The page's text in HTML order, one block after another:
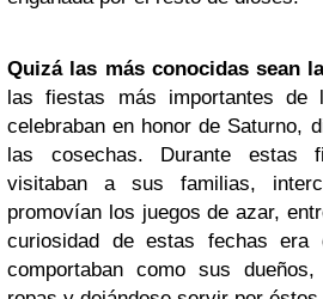
Quizá las más conocidas sean
las fiestas más importantes de
celebraban en honor de Saturno,
las cosechas. Durante estas
visitaban a sus familias,
promovían los juegos de azar,
curiosidad de estas fechas
comportaban como sus